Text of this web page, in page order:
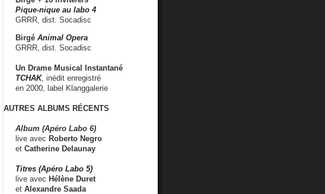
Pique-nique au labo 4
GRRR, dist. Socadisc
Birgé Animal Opera
GRRR, dist. Socadisc
Un Drame Musical Instantané
TCHAK, inédit enregistré
en 2000, label Klanggalerie
AUTRES ALBUMS RÉCENTS
Album (Apéro Labo 6)
live avec Roberto Negro
et Catherine Delaunay
Titres (Apéro Labo 5)
live avec Hélène Duret
et Alexandre Saada